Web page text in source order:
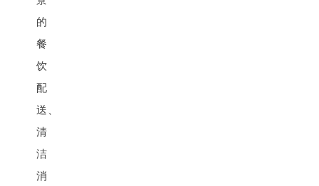
的
餐
饮
配
送、
清
洁
消